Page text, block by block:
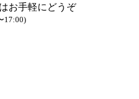
お手軽にどうぞ
17:00)